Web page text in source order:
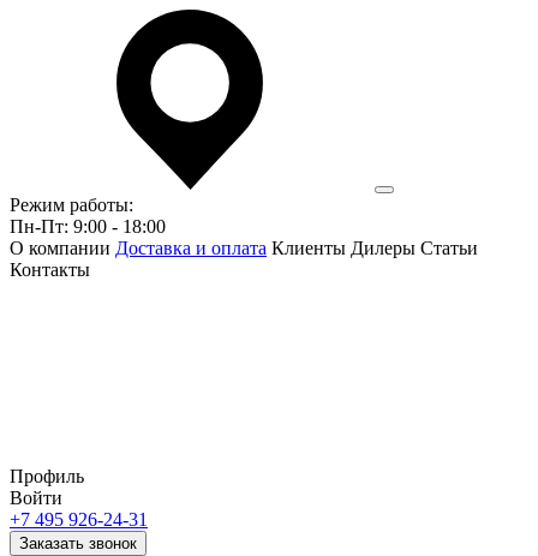
Режим работы:
Пн-Пт: 9:00 - 18:00
О компании Доставка и оплата Клиенты Дилеры Статьи
Контакты
Профиль
Войти
+7 495 926-24-31
Заказать звонок